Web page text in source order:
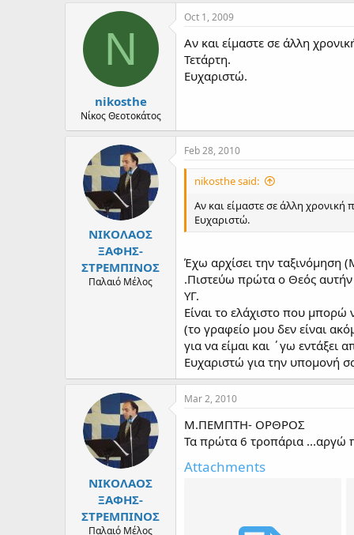
N
nikosthe
Νίκος Θεοτοκάτος
Oct 1, 2009
Αν και είμαστε σε άλλη
Τετάρτη.
Ευχαριστώ.
ΝΙΚΟΛΑΟΣ
ΞΑΦΗΣ-
ΣΤΡΕΜΠΙΝΟΣ
Παλαιό Μέλος
Feb 28, 2010
nikosthe said:
Αν και είμαστε σε άλλη
Ευχαριστώ.
Έχω αρχίσει την ταξινόμηση
.Πιστεύω πρώτα ο Θεός αυτήν
ΥΓ.
Είναι το ελάχιστο που
(το γραφείο μου δεν είναι
για να είμαι και ΄γω
Ευχαριστώ για την υπομονή
ΝΙΚΟΛΑΟΣ
ΞΑΦΗΣ-
ΣΤΡΕΜΠΙΝΟΣ
Παλαιό Μέλος
Mar 2, 2010
Μ.ΠΕΜΠΤΗ- ΟΡΘΡΟΣ
Τα πρώτα 6 τροπάρια ...αργώ
Attachments